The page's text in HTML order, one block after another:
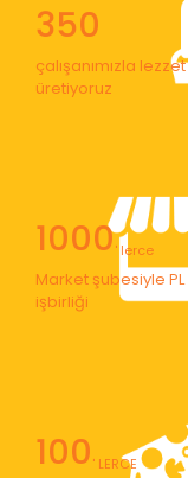
350
çalışanımızla lezzet
üretiyoruz
1000' lerce
Market şubesiyle PL
işbirliği
100' LERCE